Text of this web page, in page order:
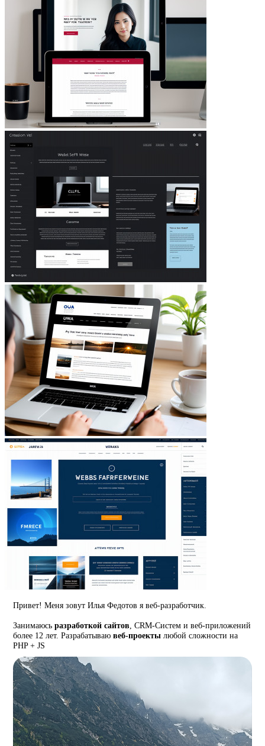
Привет! Меня зовут Илья Федотов я веб-разработчик.
Занимаюсьразработкой сайтов , CRM-Систем и веб-приложений
более 12 лет. Разрабатываювеб-проекты любой сложности на
PHP + JS